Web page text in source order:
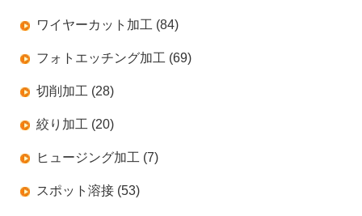
ワイヤーカット加工 (84)
フォトエッチング加工 (69)
切削加工 (28)
絞り加工 (20)
ヒュージング加工 (7)
スポット溶接 (53)